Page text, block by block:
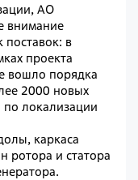
АО
внимание
в
проекта
вошло порядка
2000 новых
по локализации
каркаса
ротора и статора